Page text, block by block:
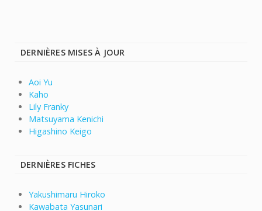
DERNIÈRES MISES À JOUR
Aoi Yu
Kaho
Lily Franky
Matsuyama Kenichi
Higashino Keigo
DERNIÈRES FICHES
Yakushimaru Hiroko
Kawabata Yasunari